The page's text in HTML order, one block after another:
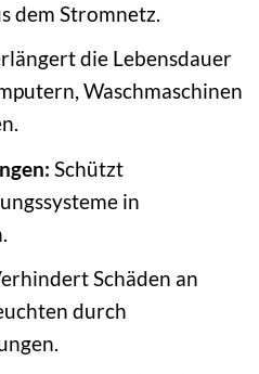
dem Stromnetz.
die Lebensdauer
Waschmaschinen
Schützt
in
Schäden an
durch